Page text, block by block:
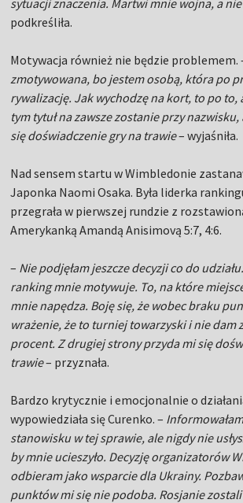
sytuacji znaczenia. Martwi mnie wojna, a
podkreśliła.
Motywacja również nie będzie problemem.
zmotywowana, bo jestem osobą, która po
rywalizację. Jak wychodzę na kort, to po to,
tym tytuł na zawsze zostanie przy
się doświadczenie gry na trawie– wyjaśniła.
Nad sensem startu w Wimbledonie
Japonka Naomi Osaka. Była liderka
przegrała w pierwszej rundzie z
Amerykanką Amandą Anisimovą 5:7, 4:6.
– Nie podjęłam jeszcze decyzji co do
ranking mnie motywuje. To, na które
mnie napędza. Boję się, że wobec braku
wrażenie, że to turniej towarzyski i nie dam
procent. Z drugiej strony przyda mi się
trawie– przyznała.
Bardzo krytycznie i emocjonalnie o
wypowiedziała się Curenko. –
stanowisku w tej sprawie, ale nigdy nie
by mnie ucieszyło. Decyzję organizatorów
odbieram jako wsparcie dla Ukrainy.
punktów mi się nie podoba. Rosjanie